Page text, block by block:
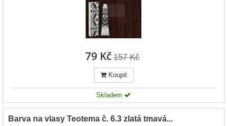
79 Kč 157 Kč
Koupit
Skladem
Barva na vlasy Teotema č. 6.3 zlatá tmavá...